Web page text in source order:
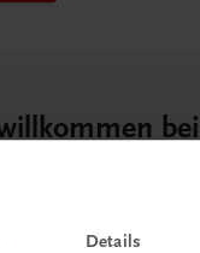
Details